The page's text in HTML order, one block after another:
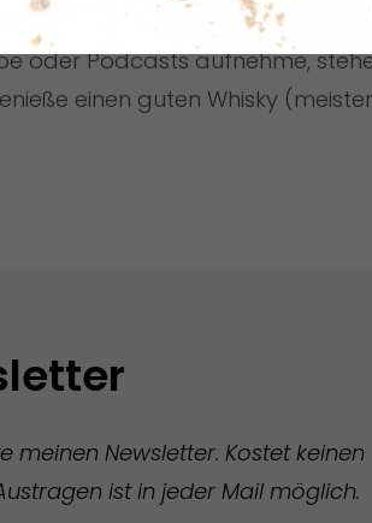
Leben ihren Platz haben. Und
oder Podcasts aufnehme,
einen guten Whisky
meinen Newsletter. Kostet keinen
ist in jeder Mail möglich.